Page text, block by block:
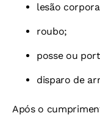
lesão
roubo;
posse ou
disparo de
Após o